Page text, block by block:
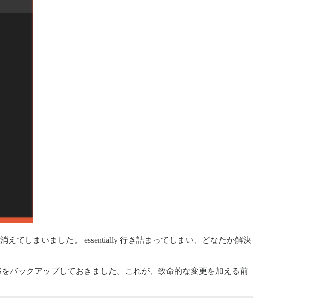
てしまいました。 essentially 行き詰まってしまい、どなたか解決
バックアップしておきました。これが、致命的な変更を加える前